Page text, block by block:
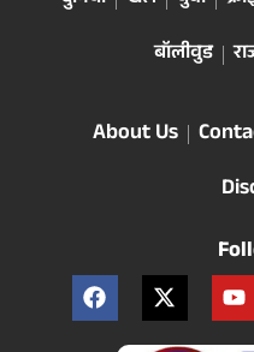
बॉलीवुड
About Us